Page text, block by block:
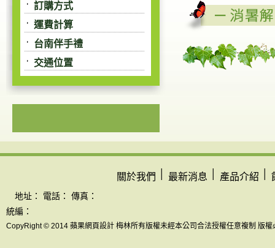
訂購方式
運費計算
台南伴手禮
交通位置
關於我們 最新消息 產品介紹
地址： 電話： 傳真：
統編：
CopyRight © 2014 蘋果網頁設計 梅林所有版權未經本公司合法授權任意複制 版權